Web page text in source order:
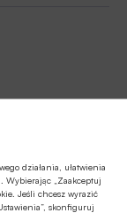
działania, ułatwienia
Wybierając „Zaakceptuj
Jeśli chcesz wyrazić
skonfiguruj
konsumpcja
/ PKB